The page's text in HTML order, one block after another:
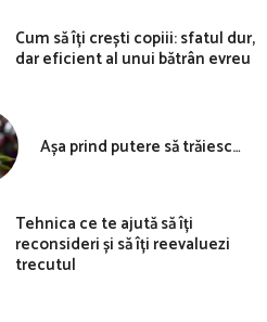
Cum să îți crești copiii: sfatul dur,
dar eficient al unui bătrân evreu
Așa prind putere să trăiesc…
Tehnica ce te ajută să îți
reconsideri și să îți reevaluezi
trecutul